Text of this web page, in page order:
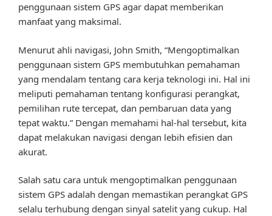
penggunaan sistem GPS agar dapat memberikan
manfaat yang maksimal.
Menurut ahli navigasi, John Smith, “Mengoptimalkan
penggunaan sistem GPS membutuhkan pemahaman
yang mendalam tentang cara kerja teknologi ini. Hal ini
meliputi pemahaman tentang konfigurasi perangkat,
pemilihan rute tercepat, dan pembaruan data yang
tepat waktu.” Dengan memahami hal-hal tersebut, kita
dapat melakukan navigasi dengan lebih efisien dan
akurat.
Salah satu cara untuk mengoptimalkan penggunaan
sistem GPS adalah dengan memastikan perangkat GPS
selalu terhubung dengan sinyal satelit yang cukup. Hal